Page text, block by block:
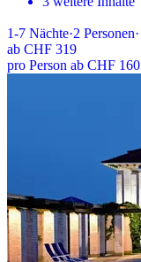
1-7 Nächte·2 Personen·
ab CHF 319
pro Person ab CHF 160